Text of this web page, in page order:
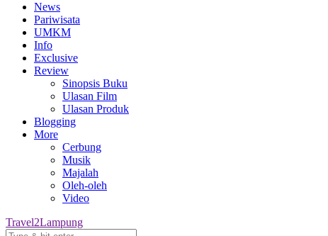
News
Pariwisata
UMKM
Info
Exclusive
Review
Sinopsis Buku
Ulasan Film
Ulasan Produk
Blogging
More
Cerbung
Musik
Majalah
Oleh-oleh
Video
Travel2Lampung